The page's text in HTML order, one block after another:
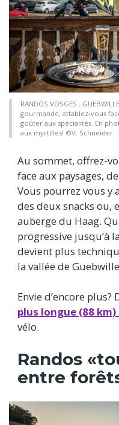
RANDOS VOSGES :
gourmande, attablez-vous
goûter aux spécialités. En
aux myrtilles! ©V. Schneider
Au sommet, offrez-
face aux paysages,
Vous pourrez vous y
des deux snacks ou,
auberge du Haag.
progressive jusqu’à
devient plus
la vallée de
Envie d’encore plus?
plus longue (88
vélo.
Randos
entre